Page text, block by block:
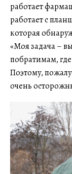
работает
работает с
которая
«Моя задача –
побратимам,
Поэтому,
очень